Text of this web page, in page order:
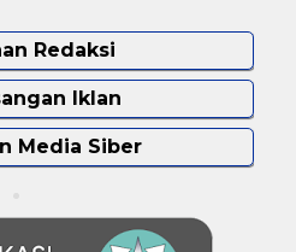
Redaksi
Iklan
Media Siber